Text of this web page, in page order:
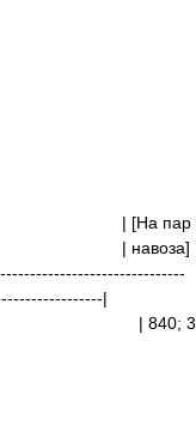
| [На
|
|
на
|